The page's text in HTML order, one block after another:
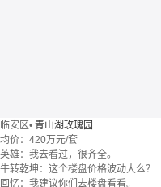
临安区• 青山湖玫瑰园
均价： 420万元/套
英雄：我去看过，很齐全。
牛转乾坤：这个楼盘价格波动大么？
回忆：我建议你们去楼盘看看。